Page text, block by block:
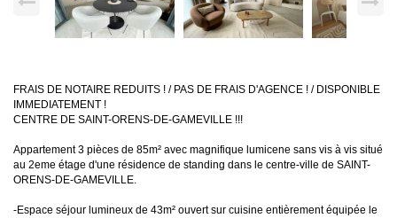
FRAIS DE NOTAIRE REDUITS ! / PAS DE FRAIS D'AGENCE ! / DISPONIBLE
IMMEDIATEMENT !
CENTRE DE SAINT-ORENS-DE-GAMEVILLE !!!
Appartement 3 pièces de 85m² avec magnifique lumicene sans vis à vis situé
au 2eme étage d'une résidence de standing dans le centre-ville de SAINT-
ORENS-DE-GAMEVILLE.
-Espace séjour lumineux de 43m² ouvert sur cuisine entièrement équipée le